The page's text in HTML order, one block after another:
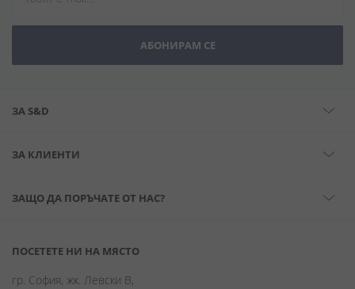
АБОНИРАМ СЕ
ЗА S&D
ЗА КЛИЕНТИ
ЗАЩО ДА ПОРЪЧАТЕ ОТ НАС?
ПОСЕТЕТЕ НИ НА МЯСТО
гр. София, жк. Левски В,